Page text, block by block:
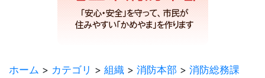
ホーム カテゴリ 組織 消防本部
消防総務課